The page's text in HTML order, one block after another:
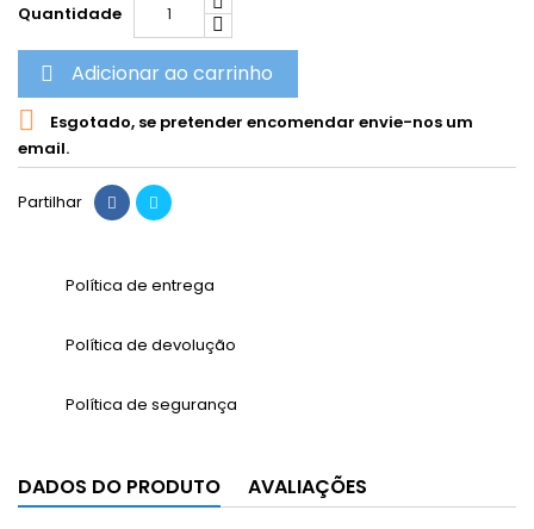
Quantidade
 Adicionar ao carrinho

Esgotado, se pretender encomendar envie-nos um
email.
Partilhar
Política de entrega
Política de devolução
Política de segurança
DADOS DO PRODUTO AVALIAÇÕES